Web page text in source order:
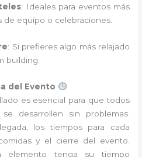
: Ideales para eventos más
de equipo o celebraciones.
: Si prefieres algo más relajado
building.
del Evento
es esencial para que todos
desarrollen sin problemas.
los tiempos para cada
y el cierre del evento.
elemento tenga su tiempo